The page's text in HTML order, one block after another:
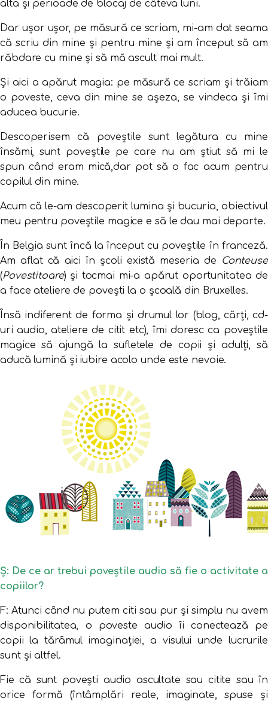
alta și perioade de blocaj de câteva luni.
Dar ușor ușor, pe măsură ce scriam, mi-am dat seama
că scriu din mine și pentru mine și am început să am
răbdare cu mine și să mă ascult mai mult.
Și aici a apărut magia: pe măsură ce scriam și trăiam
o poveste, ceva din mine se așeza, se vindeca și îmi
aducea bucurie.
Descoperisem că poveștile sunt legătura cu mine
însămi, sunt poveștile pe care nu am știut să mi le
spun când eram mică,dar pot să o fac acum pentru
copilul din mine.
Acum că le-am descoperit lumina și bucuria, obiectivul
meu pentru poveștile magice e să le dau mai departe.
În Belgia sunt încă la început cu poveștile în franceză.
Am aflat că aici în școli există meseria de
Conteuse
(Povestitoare) și tocmai mi-a apărut oportunitatea de
a face ateliere de povești la o școală din Bruxelles.
Însă indiferent de forma și drumul lor (blog, cărți, cd-
uri audio, ateliere de citit etc), îmi doresc ca poveștile
magice să ajungă la sufletele de copii și adulți, să
aducă lumină și iubire acolo unde este nevoie.
Ș: De ce ar trebui poveștile audio să fie o activitate a
copiilor?
F: Atunci când nu putem citi sau pur și simplu nu avem
disponibilitatea, o poveste audio îi conectează pe
copii la tărâmul imaginației, a visului unde lucrurile
sunt și altfel.
Fie că sunt povești audio ascultate sau citite sau în
orice formă (întâmplări reale, imaginate, spuse și